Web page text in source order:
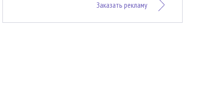
Заказать рекламу